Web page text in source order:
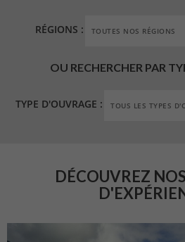
RÉGIONS :
OU RECHERCHER PAR
TYPE D'OUVRAGE :
DÉCOUVREZ